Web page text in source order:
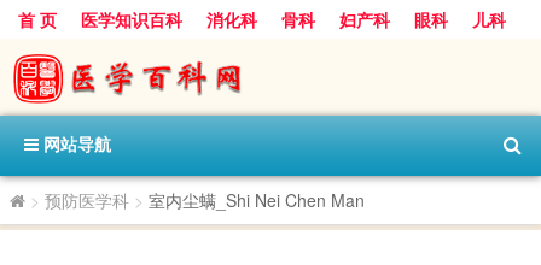
首 页 医学知识百科 消化科 骨科 妇产科 眼科
儿科
心血管病科
呼吸科 神经科
内分泌科
口腔科
网站导航
> 预防医学科 > 室内尘螨_Shi Nei Chen Man